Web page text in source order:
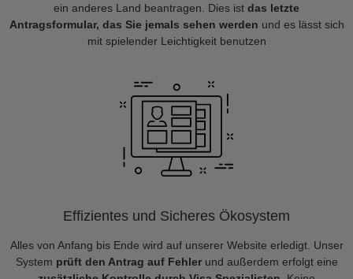
ein anderes Land beantragen. Dies ist das letzte
Antragsformular, das Sie jemals sehen werden und es lässt sich
mit spielender Leichtigkeit benutzen
Effizientes und Sicheres Ökosystem
Alles von Anfang bis Ende wird auf unserer Website erledigt. Unser
System prüft den Antrag auf Fehlerund außerdem erfolgt eine